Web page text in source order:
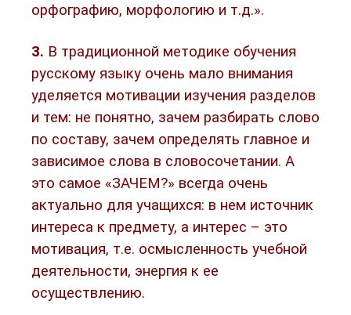
орфографию, морфологию и т.д.».
3. В традиционной методике обучения
русскому языку очень мало внимания
уделяется мотивации изучения разделов
и тем: не понятно, зачем разбирать слово
по составу, зачем определять главное и
зависимое слова в словосочетании. А
это самое «ЗАЧЕМ?» всегда очень
актуально для учащихся: в нем источник
интереса к предмету, а интерес – это
мотивация, т.е. осмысленность учебной
деятельности, энергия к ее
осуществлению.